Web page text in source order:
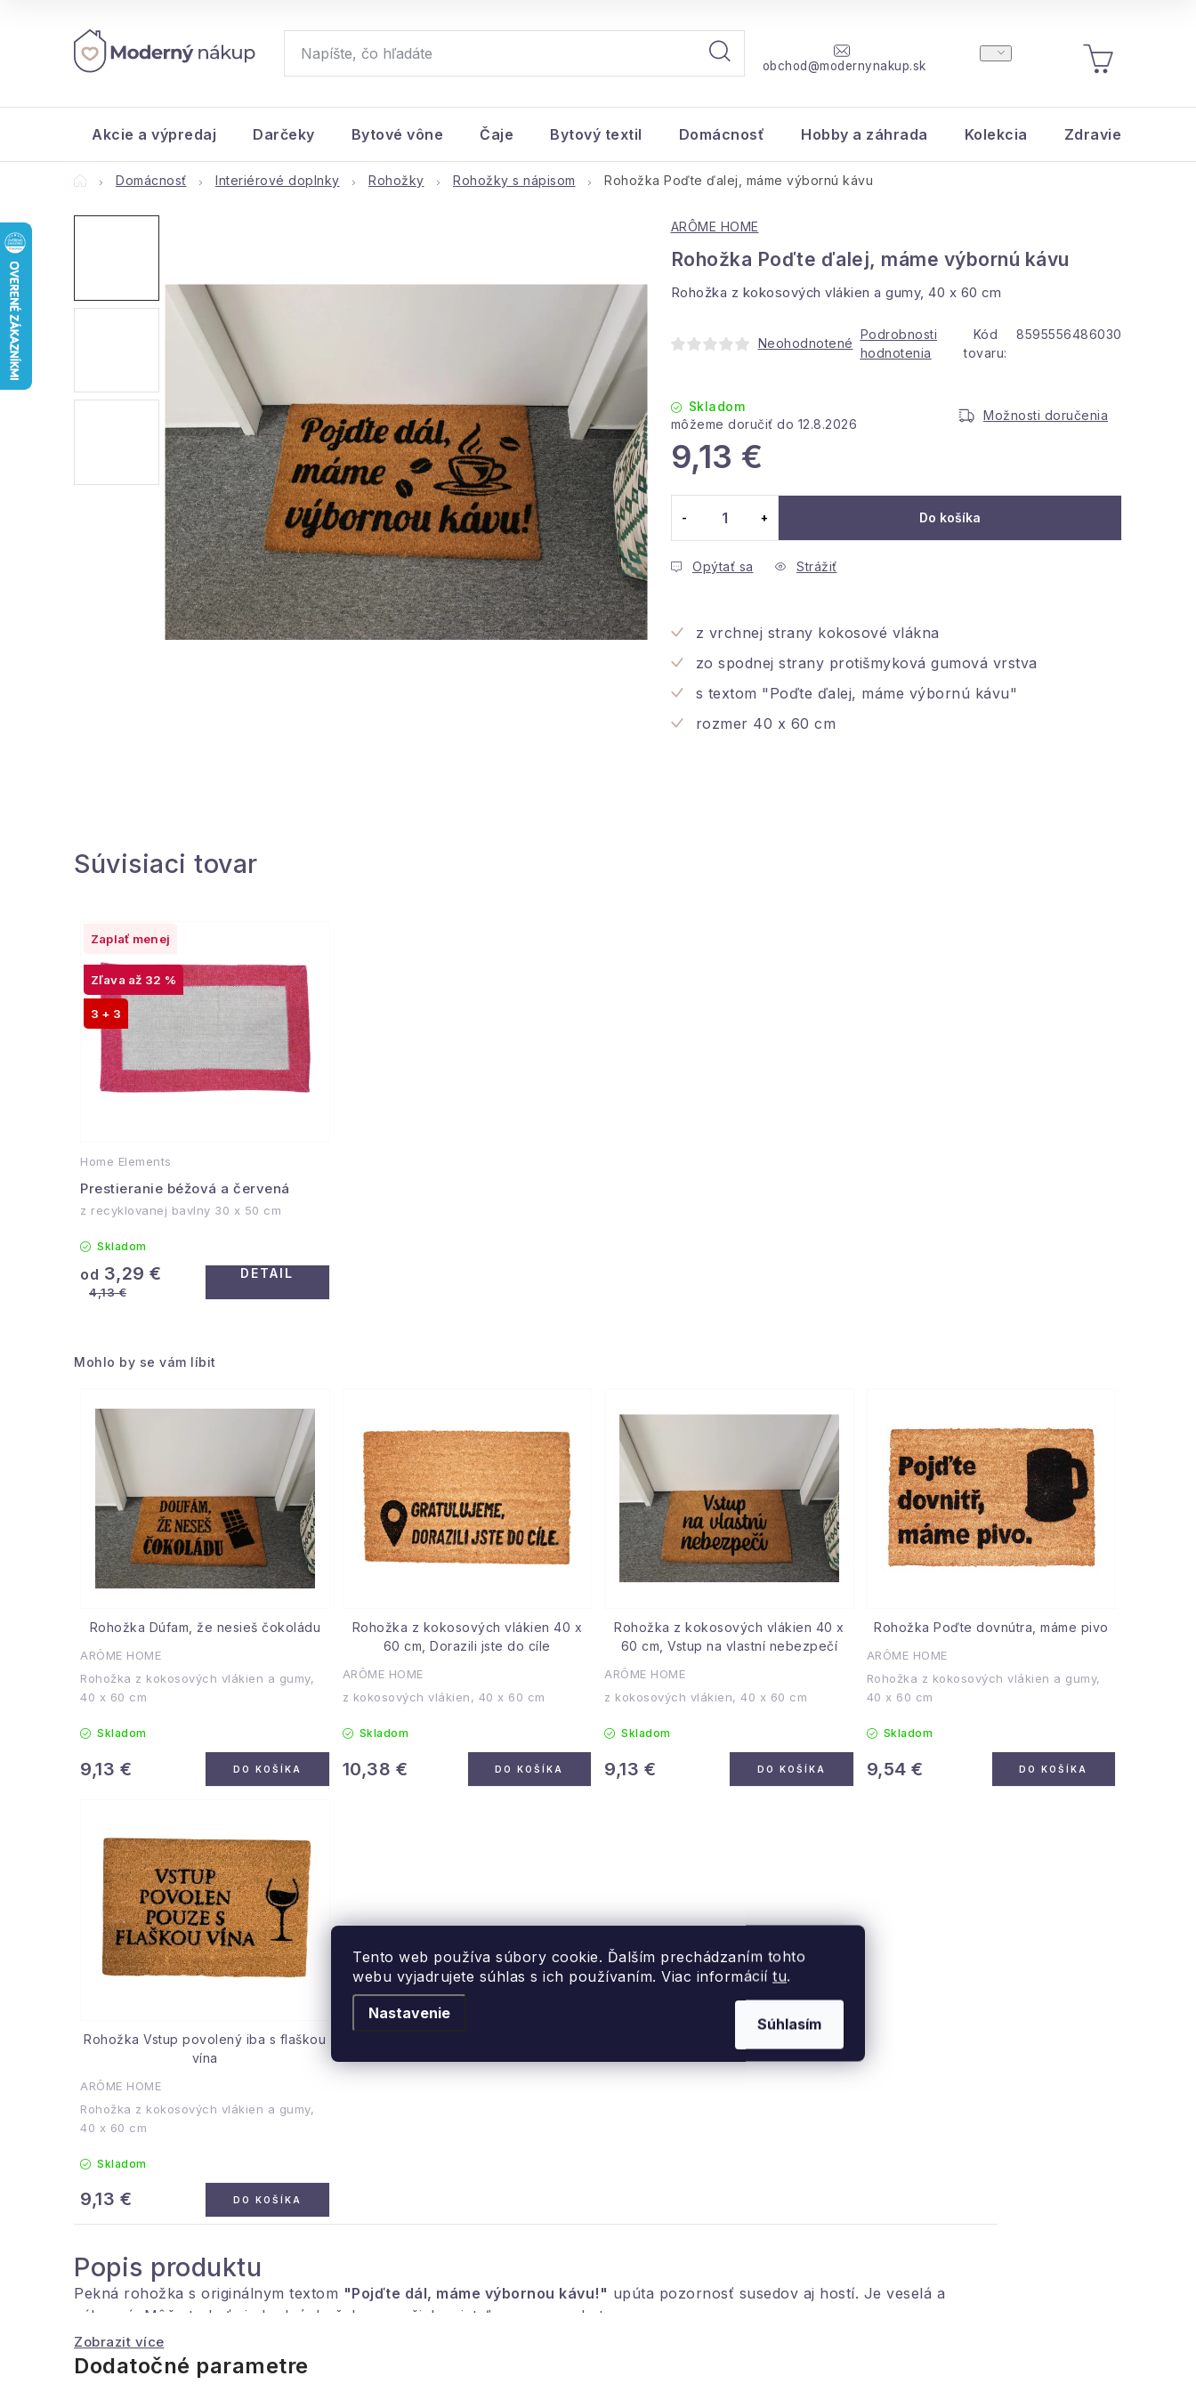
Tento web používa súbory cookie. Ďalším prechádzaním tohto
webu vyjadrujete súhlas s ich používaním. Viac informácií tu.
Nastavenie
Súhlasím
obchod@modernynakup.sk
NÁKUPNÝ
KOŠÍK
Akcie a výpredaj Darčeky Bytové vône Čaje Bytový textil Domácnosť Hobby a záhrada Kolekcia Zdravie a krása
DomovDomácnosť Interiérové doplnky Rohožky Rohožky s nápisom Rohožka Poďte ďalej, máme výbornú kávu
ARÔME HOME
Rohožka Poďte ďalej, máme výbornú kávu
Rohožka z kokosových vlákien a gumy, 40 x 60 cm
Neohodnotené
Podrobnosti
hodnotenia
Kód
tovaru:
8595556486030
Skladom
12.8.2026
Možnosti doručenia
9,13 €
Do košíka
Opýtať sa Strážiť
z vrchnej strany kokosové vlákna
zo spodnej strany protišmyková gumová vrstva
s textom "Poďte ďalej, máme výbornú kávu"
rozmer 40 x 60 cm
Mohlo by se vám líbit
Rohožka Dúfam, že nesieš čokoládu
ARÔME HOME
Rohožka z kokosových vlákien a gumy,
40 x 60 cm
Skladom
9,13 € DO KOŠÍKA
Rohožka z kokosových vlákien 40 x
60 cm, Dorazili jste do cíle
ARÔME HOME
z kokosových vlákien, 40 x 60 cm
Skladom
10,38 € DO KOŠÍKA
Rohožka z kokosových vlákien 40 x
60 cm, Vstup na vlastní nebezpečí
ARÔME HOME
z kokosových vlákien, 40 x 60 cm
Skladom
9,13 € DO KOŠÍKA
Rohožka Poďte dovnútra, máme pivo
ARÔME HOME
Rohožka z kokosových vlákien a gumy,
40 x 60 cm
Skladom
9,54 € DO KOŠÍKA
Rohožka Vstup povolený iba s flaškou
vína
ARÔME HOME
Rohožka z kokosových vlákien a gumy,
40 x 60 cm
Skladom
9,13 € DO KOŠÍKA
Popis produktu
Pekná rohožka s originálnym textom "Pojďte dál, máme výbornou kávu!" upúta pozornosť susedov aj hostí. Je veselá a
zábavná. Môže to byť aj vhodný darček pre vašich priateľov v novom byte.
Spodná strana je pogumovaná, aby bola zabezpečená fixácia podlahy. Vrchná časť je vyrobená z kokosového vlákna.
Zobrazit více
Dodatočné parametre
Súvisiaci tovar
Home Elements
Prestieranie béžová a červená
až 32 %
Zaplať menej
3 + 3
z recyklovanej bavlny 30 x 50 cm
Skladom
od 3,29 €
4,13 €
DETAIL